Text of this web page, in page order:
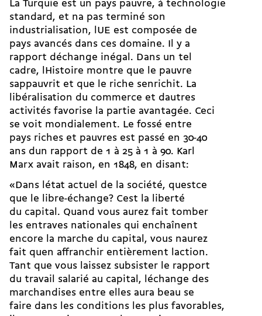
La Turquie est un pays pauvre, à technologie
standard, et na pas terminé son
industrialisation, lUE est composée de
pays avancés dans ces domaine. Il y a
rapport déchange inégal. Dans un tel
cadre, lHistoire montre que le pauvre
sappauvrit et que le riche senrichit. La
libéralisation du commerce et dautres
activités favorise la partie avantagée. Ceci
se voit mondialement. Le fossé entre
pays riches et pauvres est passé en 30-40
ans dun rapport de 1 à 25 à 1 à 90. Karl
Marx avait raison, en 1848, en disant:
«Dans létat actuel de la société, questce
que le libre-échange? Cest la liberté
du capital. Quand vous aurez fait tomber
les entraves nationales qui enchaînent
encore la marche du capital, vous naurez
fait quen affranchir entièrement laction.
Tant que vous laissez subsister le rapport
du travail salarié au capital, léchange des
marchandises entre elles aura beau se
faire dans les conditions les plus favorables,